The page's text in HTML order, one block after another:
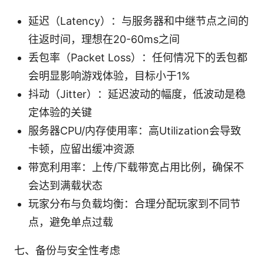
延迟（Latency）：与服务器和中继节点之间的
往返时间，理想在20-60ms之间
丢包率（Packet Loss）：任何情况下的丢包都
会明显影响游戏体验，目标小于1%
抖动（Jitter）：延迟波动的幅度，低波动是稳
定体验的关键
服务器CPU/内存使用率：高Utilization会导致
卡顿，应留出缓冲资源
带宽利用率：上传/下载带宽占用比例，确保不
会达到满载状态
玩家分布与负载均衡：合理分配玩家到不同节
点，避免单点过载
七、备份与安全性考虑